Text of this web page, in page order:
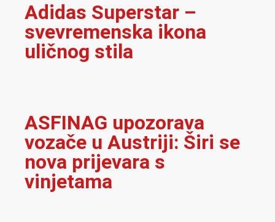
Adidas Superstar –
svevremenska ikona
uličnog stila
ASFINAG upozorava
vozače u Austriji: Širi se
nova prijevara s
vinjetama